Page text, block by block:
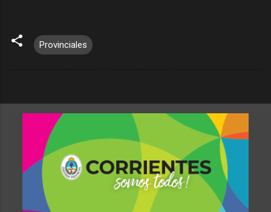
Provinciales